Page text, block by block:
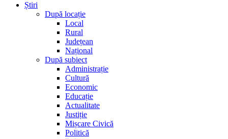
Știri
După locație
Local
Rural
Județean
Național
După subiect
Administrație
Cultură
Economic
Educație
Actualitate
Justiție
Mișcare Civică
Politică